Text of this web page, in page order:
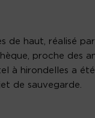
de haut, réalisé
proche des
à hirondelles a
de sauvegarde.